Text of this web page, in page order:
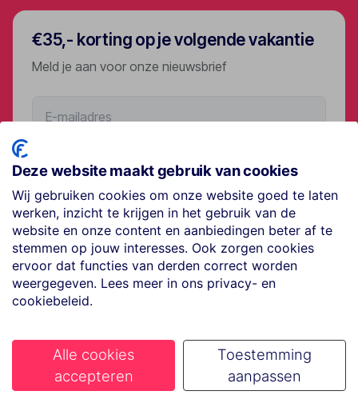
€35,- korting op je volgende vakantie
Meld je aan voor onze nieuwsbrief
Volg ons op social media
Ons bedrijf Goed voorbereid
Deze website maakt gebruik van cookies
Wij gebruiken cookies om onze website goed te laten
werken, inzicht te krijgen in het gebruik van de
website en onze content en aanbiedingen beter af te
stemmen op jouw interesses. Ook zorgen cookies
ervoor dat functies van derden correct worden
weergegeven. Lees meer in ons privacy- en
cookiebeleid.
Alle cookies
accepteren
Toestemming
aanpassen